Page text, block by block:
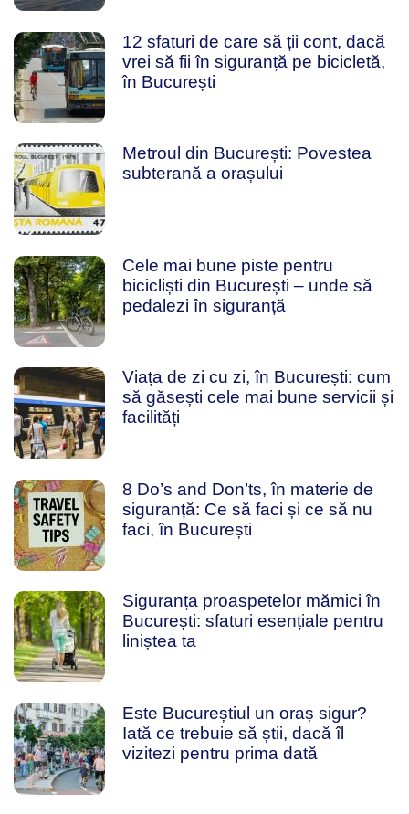
12 sfaturi de care să ții cont, dacă
vrei să fii în siguranță pe bicicletă,
în București
Metroul din București: Povestea
subterană a orașului
Cele mai bune piste pentru
bicicliști din București – unde să
pedalezi în siguranță
Viața de zi cu zi, în București: cum
să găsești cele mai bune servicii și
facilități
8 Do’s and Don’ts, în materie de
siguranță: Ce să faci și ce să nu
faci, în București
Siguranța proaspetelor mămici în
București: sfaturi esențiale pentru
liniștea ta
Este Bucureștiul un oraș sigur?
Iată ce trebuie să știi, dacă îl
vizitezi pentru prima dată